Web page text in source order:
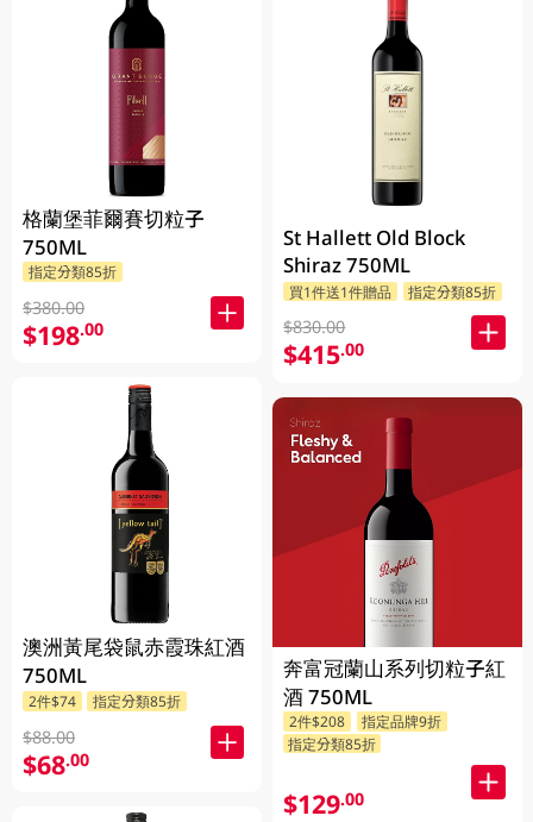
格蘭堡菲爾賽切粒子
750ML
指定分類85折
$380.00
$198.00
澳洲黃尾袋鼠赤霞珠紅酒
750ML
2件$74 指定分類85折
$88.00
$68.00
St Hallett Old Block
Shiraz 750ML
買1件送1件贈品 指定分類85折
$830.00
$415.00
奔富冠蘭山系列切粒子紅
酒 750ML
2件$208
指定品牌9折
指定分類85折
$129.00